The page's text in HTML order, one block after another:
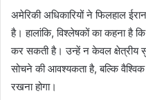
अमेरिकी अधिकारियों ने फिलहाल
है। हालांकि, विश्लेषकों का कहना है
कर सकती है। उन्हें न केवल क्षेत्रीय
सोचने की आवश्यकता है, बल्कि
रखना होगा।